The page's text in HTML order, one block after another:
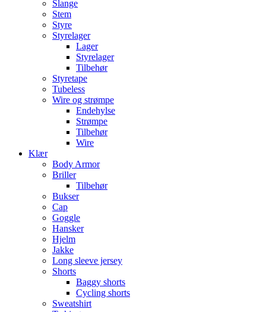
Slange
Stem
Styre
Styrelager
Lager
Styrelager
Tilbehør
Styretape
Tubeless
Wire og strømpe
Endehylse
Strømpe
Tilbehør
Wire
Klær
Body Armor
Briller
Tilbehør
Bukser
Cap
Goggle
Hansker
Hjelm
Jakke
Long sleeve jersey
Shorts
Baggy shorts
Cycling shorts
Sweatshirt